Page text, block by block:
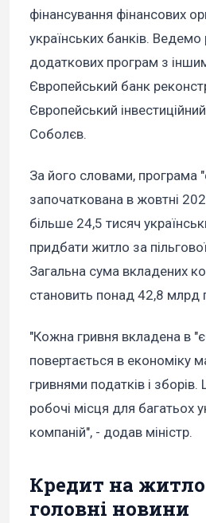
фінансування фінансових
українських банків.
додаткових програм з
Європейський банк
Європейський
Соболєв.
За його словами, програма
започаткована в жовтні
більше 24,5 тисяч
придбати житло за
Загальна сума вкладених
становить понад 42,8 млрд
"Кожна гривня вкладена в
повертається в економіку
гривнями податків і
робочі місця для багатьох
компаній", - додав міністр.
Кредит на житло
головні новини